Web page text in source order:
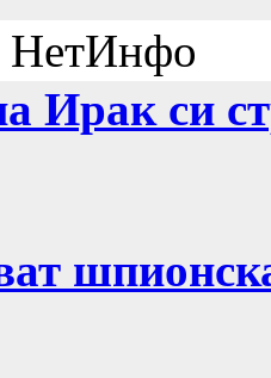
НетИнфо
Ирак си